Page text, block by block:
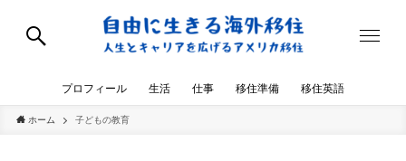
プロフィール 生活 仕事 移住準備 移住英語
ホーム 子どもの教育